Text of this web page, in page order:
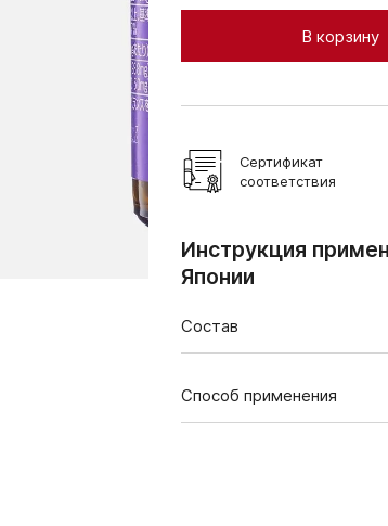
В корзину
Сертификат
соответствия
Инструкция
Японии
Состав
Лютеин
Способ применения